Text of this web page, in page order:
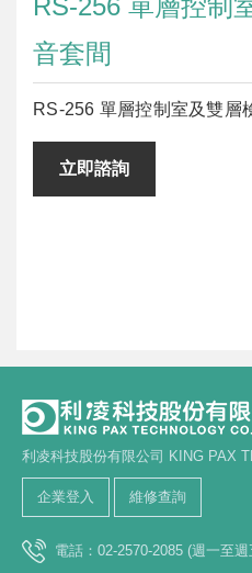
RS-256 單層控制
音套間
RS-256 單層控制室及雙層
立即諮詢
利凌科技股份有限公司 KING PAX
企業登入 維修查詢
電話：02-2570-2085 (週一至